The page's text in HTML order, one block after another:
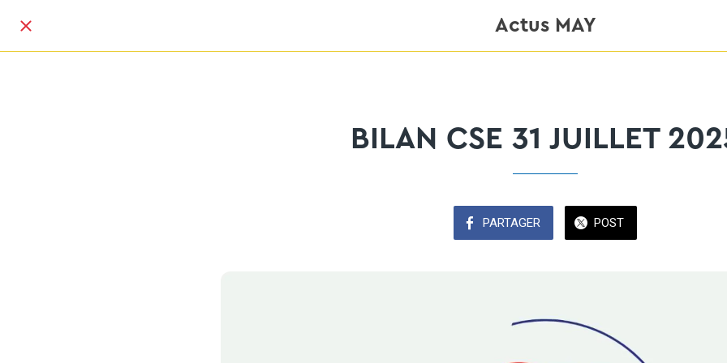
Actus MAY
BILAN CSE 31 JUILLET
PARTAGER POST